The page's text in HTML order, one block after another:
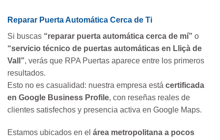
Reparar Puerta Automática Cerca de Ti
Si buscas “reparar puerta automática cerca de mí” o
“servicio técnico de puertas automáticas en Lliçà de
Vall”, verás que RPA Puertas aparece entre los primeros
resultados.
Esto no es casualidad: nuestra empresa está certificada
en Google Business Profile, con reseñas reales de
clientes satisfechos y presencia activa en Google Maps.
Estamos ubicados en el área metropolitana a pocos